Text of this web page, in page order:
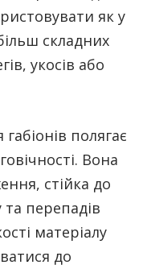
як у
складних
укосів або
полягає
Вона
стійка до
та перепадів
матеріалу
до